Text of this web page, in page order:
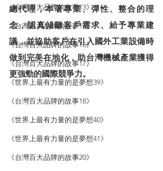
《台灣百大品牌的故事13》
《台灣百大品牌的故事14》
《台灣百大品牌的故事16》
《台灣百大品牌的故事17》
《世界上最有力量的是夢想39》
《台灣百大品牌的故事18》
《世界上最有力量的是夢想40》
《世界上最有力量的是夢想41》
《台灣百大品牌的故事20》
總代理，本著專業、彈性、整合的理
念，認真傾聽客戶需求、給予專業建
議，並協助客戶在引入國外工業設備時
做到完美在地化，助台灣機械產業獲得
更強勁的國際競爭力。